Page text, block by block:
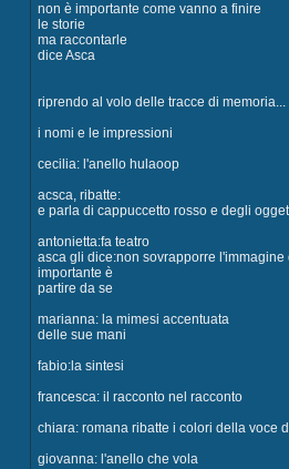
non è importante come vanno a finire
le storie
ma raccontarle
dice Asca
riprendo al volo delle tracce di memoria...
i nomi e le impressioni
cecilia: l'anello hulaoop
acsca, ribatte:
e parla di cappuccetto rosso e degli
antonietta:fa teatro
asca gli dice:non sovrapporre l'immagine
importante è
partire da se
marianna: la mimesi accentuata
delle sue mani
fabio:la sintesi
francesca: il racconto nel racconto
chiara: romana ribatte i colori della voce
giovanna: l'anello che vola